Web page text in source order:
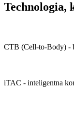
Technologia,
CTB (Cell-to-Body) -
iTAC - inteligentna